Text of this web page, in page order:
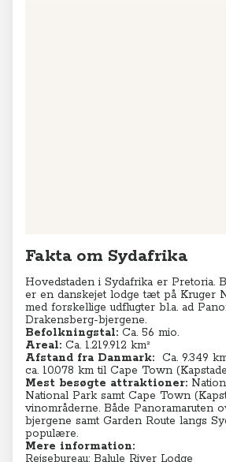
Fakta om Sydafrika
Hovedstaden i Sydafrika er Pretoria.
er en danskejet lodge tæt på Kruger
med forskellige udflugter bl.a. ad
Drakensberg-bjergene.
Befolkningstal: Ca. 56 mio.
Areal: Ca. 1.219.912 km²
Afstand fra Danmark: Ca. 9.349
ca. 10.078 km til Cape Town
Mest besøgte attraktioner:
National Park samt Cape Town
vinområderne. Både Panoramaruten
bjergene samt Garden Route langs
populære.
Mere information:
Rejsebureau: Balule River Lodge